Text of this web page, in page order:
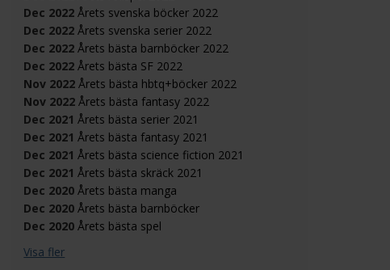
Dec 2022 Årets svenska böcker 2022
Dec 2022 Årets svenska serier 2022
Dec 2022 Årets bästa barnböcker 2022
Dec 2022 Årets bästa SF 2022
Nov 2022 Årets bästa hbtq+böcker 2022
Nov 2022 Årets bästa fantasy 2022
Dec 2021 Årets bästa serier 2021
Dec 2021 Årets bästa fantasy 2021
Dec 2021 Årets bästa science fiction 2021
Dec 2021 Årets bästa skräck 2021
Dec 2020 Årets bästa manga
Dec 2020 Årets bästa barnböcker
Dec 2020 Årets bästa spel
Visa fler